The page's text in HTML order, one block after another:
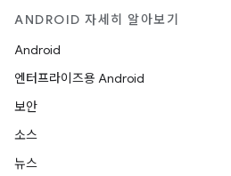
ANDROID 자세히 알아보기
Android
엔터프라이즈용 Android
보안
소스
뉴스